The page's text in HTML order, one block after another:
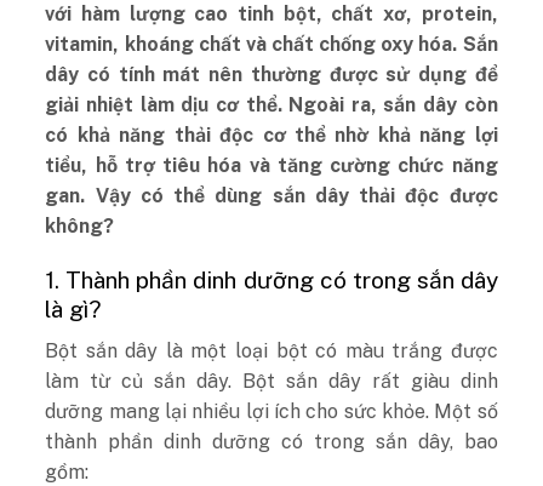
với hàm lượng cao tinh bột, chất xơ, protein,
vitamin, khoáng chất và chất chống oxy hóa. Sắn
dây có tính mát nên thường được sử dụng để
giải nhiệt làm dịu cơ thể. Ngoài ra, sắn dây còn
có khả năng thải độc cơ thể nhờ khả năng lợi
tiểu, hỗ trợ tiêu hóa và tăng cường chức năng
gan. Vậy có thể dùng sắn dây thải độc được
không?
1. Thành phần dinh dưỡng có trong sắn dây
là gì?
Bột sắn dây là một loại bột có màu trắng được
làm từ củ sắn dây. Bột sắn dây rất giàu dinh
dưỡng mang lại nhiều lợi ích cho sức khỏe. Một số
thành phần dinh dưỡng có trong sắn dây, bao
gồm: